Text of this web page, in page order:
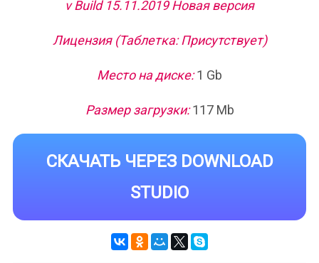
v Build 15.11.2019 Новая версия
Лицензия (Таблетка: Присутствует)
Место на диске:1 Gb
Размер загрузки:117 Mb
СКАЧАТЬ ЧЕРЕЗ DOWNLOAD
STUDIO